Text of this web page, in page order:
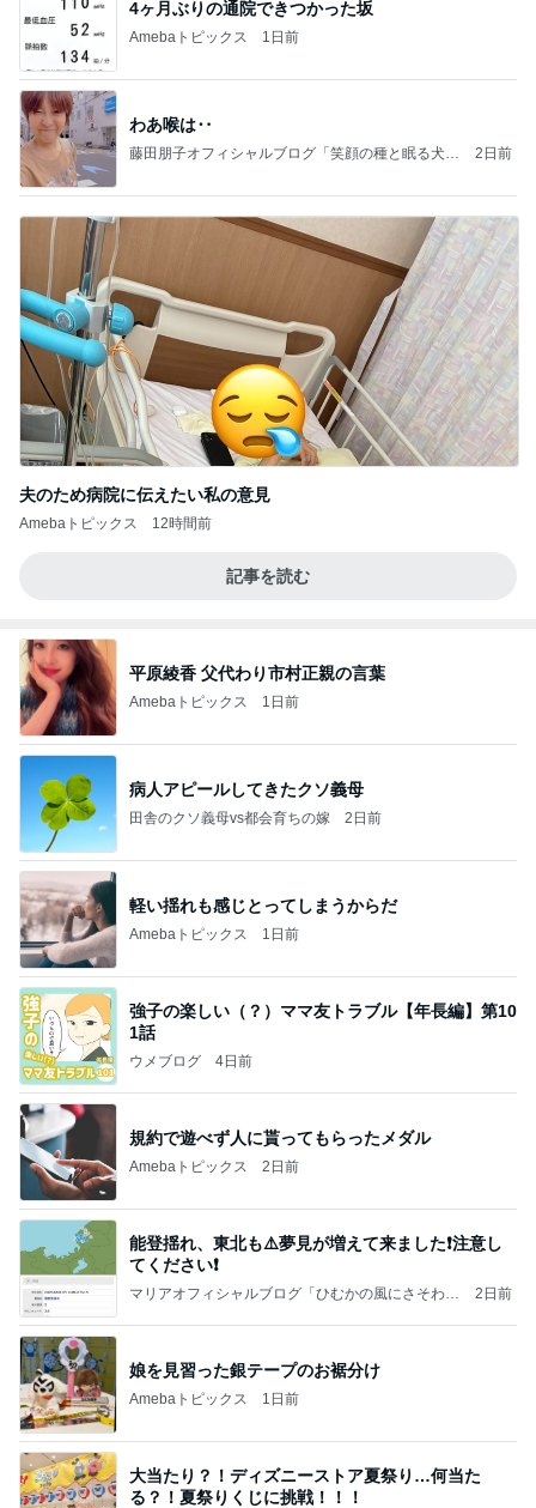
4ヶ月ぶりの通院できつかった坂
Amebaトピックス 1日前
わあ喉は‥
藤田朋子オフィシャルブログ「笑顔の種と眠る犬」
2日前
夫のため病院に伝えたい私の意見
Amebaトピックス 12時間前
記事を読む
平原綾香 父代わり市村正親の言葉
Amebaトピックス 1日前
病人アピールしてきたクソ義母
田舎のクソ義母vs都会育ちの嫁 2日前
軽い揺れも感じとってしまうからだ
Amebaトピックス 1日前
強子の楽しい（？）ママ友トラブル【年長編】第10
1話
ウメブログ 4日前
規約で遊べず人に貰ってもらったメダル
Amebaトピックス 2日前
能登揺れ、東北も⚠️夢見が増えて来ました❗️注意し
てください❗️
マリアオフィシャルブログ「ひむかの風にさそわれ
2日前
娘を見習った銀テープのお裾分け
Amebaトピックス 1日前
大当たり？！ディズニーストア夏祭り…何当た
る？！夏祭りくじに挑戦！！！